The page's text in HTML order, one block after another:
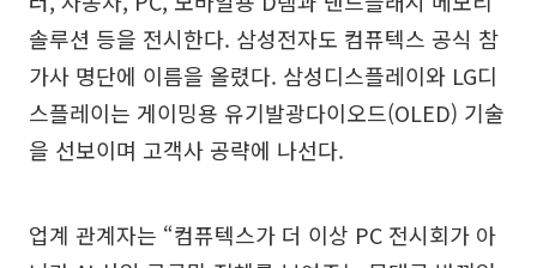
솔루션 등을 전시한다. 삼성전자도 컴퓨텍스 공식 참
가사 명단에 이름을 올렸다. 삼성디스플레이와 LG디
스플레이는 게이밍용 유기발광다이오드(OLED) 기술
을 선보이며 고객사 공략에 나선다.
업계 관계자는 “컴퓨텍스가 더 이상 PC 전시회가 아